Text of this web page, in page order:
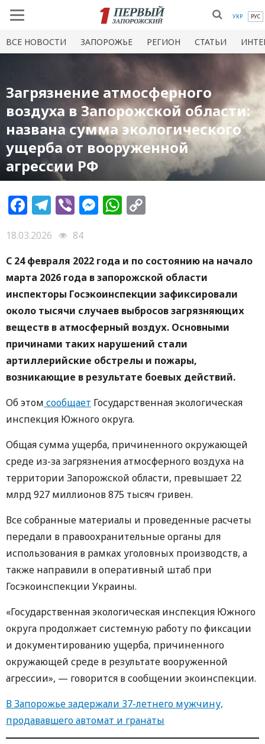
УКР РУС
ВСЕ НОВОСТИ ЗАПОРОЖЬЕ РЕГИОН СТАТЬИ
Загрязнение атмосферного
воздуха в Запорожской области:
названа сумма экологического
ущерба от вооруженной
агрессии РФ
Facebook
Telegram
ViberMessenger
WhatsApp
18.03.2026
84
С 24 февраля 2022 года и по состоянию на начало
марта 2026 года в запорожской области
инспекторы Госэкоинспекции зафиксировали
около тысячи случаев выбросов загрязняющих
веществ в атмосферный воздух. Основными
причинами таких нарушений стали
артиллерийские обстрелы и пожары,
возникающие в результате боевых действий.
Об этом сообщает Государственная экологическая
инспекция Южного округа.
Общая сумма ущерба, причиненного окружающей
среде из-за загрязнения атмосферного воздуха на
территории Запорожской области, превышает 22
млрд 927 миллионов 875 тысяч гривен.
Все собранные материалы и проведенные расчеты
передали в правоохранительные органы для
использования в рамках уголовных производств, а
также направили в оперативный штаб при
Госэкоинспекции Украины.
«Государственная экологическая инспекция Южного
округа продолжает системную работу по фиксации
и документированию ущерба, причиненного
окружающей среде в результате вооруженной
агрессии», — говорится в сообщении экоинспекции.
В Запорожье задержали 37-летнего мужчину,
продававшего автомат и гранаты